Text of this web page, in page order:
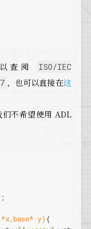
查阅
ISO/IEC
，也可以直接在这
不希望使用 ADL
*x,base* y) {